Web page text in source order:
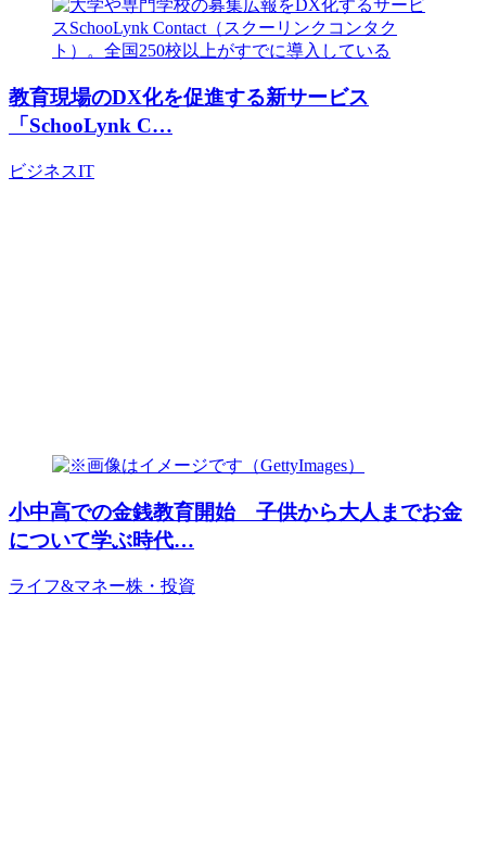
教育現場のDX化を促進する新サービス
「SchooLynk C…
ビジネスIT
小中高での金銭教育開始 子供から大人までお金
について学ぶ時代…
ライフ&マネー株・投資